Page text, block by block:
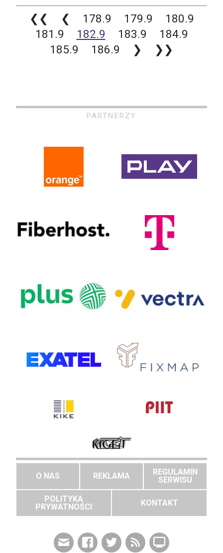
❮❮ ❮ 178.9 179.9
180.9
181.9
182.9 183.9
184.9
185.9
186.9 ❯ ❯❯
PARTNERZY
O NAS REKLAMA
REGULAMIN
SERWISU
POLITYKA
PRYWATNOŚCI
KONTAKT